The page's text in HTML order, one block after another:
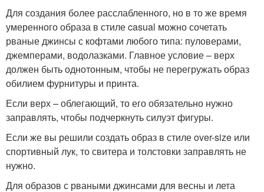
Для создания более расслабленного, но в то же время
умеренного образа в стиле casual можно сочетать
рваные джинсы с кофтами любого типа: пуловерами,
джемперами, водолазками. Главное условие – верх
должен быть однотонным, чтобы не перегружать образ
обилием фурнитуры и принта.
Если верх – облегающий, то его обязательно нужно
заправлять, чтобы подчеркнуть силуэт фигуры.
Если же вы решили создать образ в стиле over-size или
спортивный лук, то свитера и толстовки заправлять не
нужно.
Для образов с рваными джинсами для весны и лета